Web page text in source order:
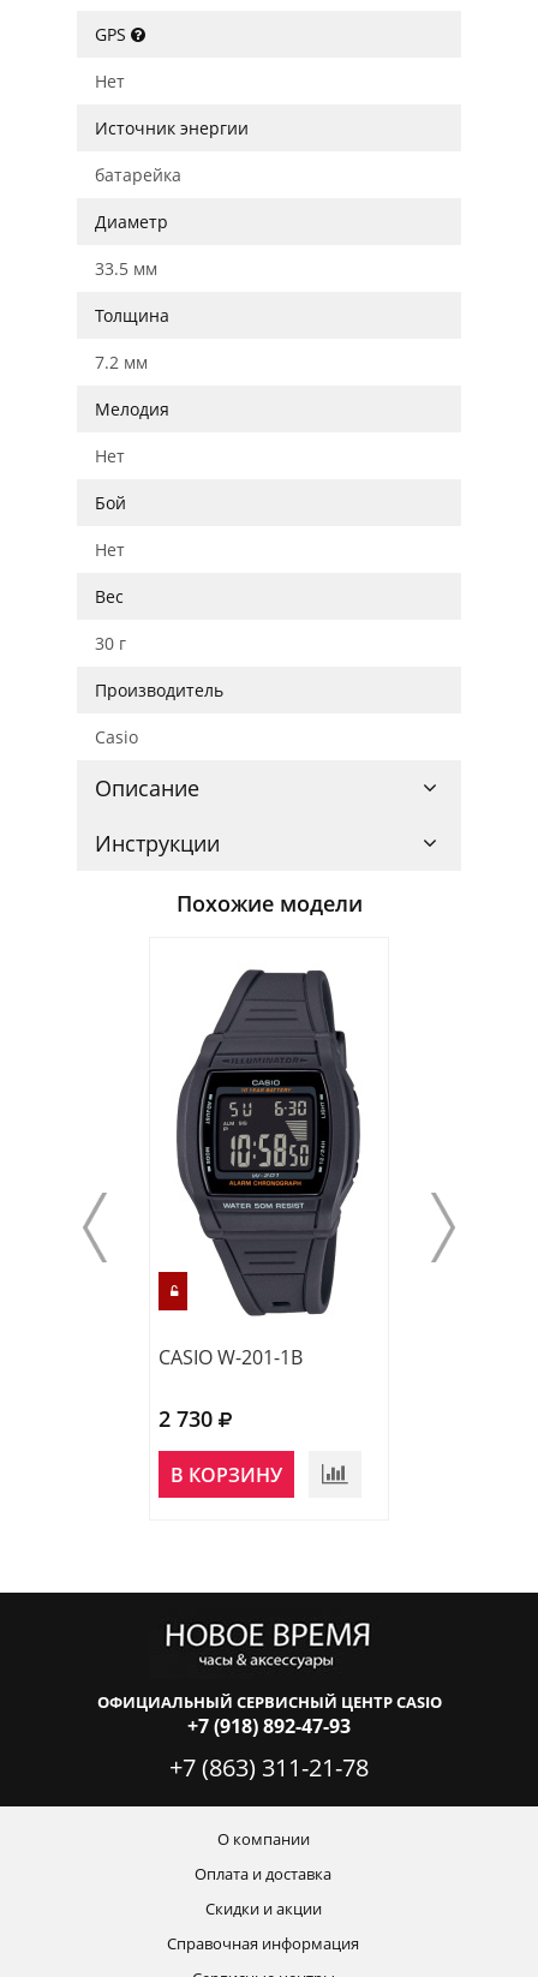
GPS
Нет
Источник энергии
батарейка
Диаметр
33.5 мм
Толщина
7.2 мм
Мелодия
Нет
Бой
Нет
Вес
30 г
Производитель
Casio
Описание
Инструкции
Похожие модели
CASIO W-201-1B
2 730
В КОРЗИНУ
ОФИЦИАЛЬНЫЙ СЕРВИСНЫЙ ЦЕНТР CASIO
+7 (918) 892-47-93
+7 (863) 311-21-78
О компании
Оплата и доставка
Скидки и акции
Справочная информация